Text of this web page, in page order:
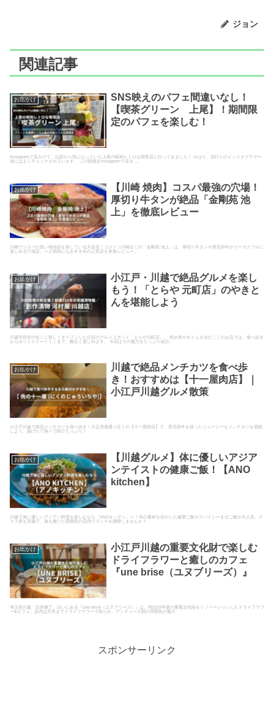
ジョン
関連記事
お出かけ
SNS映えのパフェ間違いなし！
【喫茶グリーン 上尾】！期間限
定のパフェを楽しむ！
Instagramで見かけて、以前から気になっていた上尾の昭和レトロな喫茶店に行ってきました！ やはり、流行りのインスタグラマー
達にはよくチェックされています。 この投稿をInstagramで見る ...
お出かけ
【川崎 焼肉】コスパ最強の穴場！
厚切り牛タンが絶品「金剛苑 池
上」を徹底レビュー
川崎でコスパの良い焼肉店を探している方必見！コストコ川崎近くの「金剛苑 池上」は、厚切り牛タンや黒毛和牛がリーズナブルに
楽しめる穴場店。一人焼肉にもおすすめの人気店を実食レビュー。
お出かけ
小江戸・川越で絶品グルメを楽し
もう！「とらや 元町店」のやきと
んを堪能しよう
川越市役所の近くに新しくオープンした注目のグルメスポット「とらや元町店」。 焼き鳥やきとんをぜひここのお店では、食べ歩き
からゆっくりイートインまで、幅広く楽しめます。 今回はその魅力をたっぷり紹介。
お出かけ
川越で絶品メンチカツを食べ歩
き！おすすめは【十一屋肉店】｜
小江戸川越グルメ散策
小江戸川越で絶品メンチカツを食べ歩き！大正浪漫通り近くの【十一屋肉店】で、黒毛和牛を使ったジューシーなメンチカツを堪能
しよう。揚げたて熱々で肉汁たっぷり！
お出かけ
【川越グルメ】体に優しいアジア
ンテイストの健康ご飯！【ANO
kitchen】
川越で体に優しいアジアン料理を楽しむなら「ANOキッチン」へ！旬の素材を活かした健康ご飯やスパイシーまぜご飯が大人気。テ
ラス席も完備で、落ち着いた雰囲気の店内でランチを満喫しませんか？
お出かけ
小江戸川越の重要文化財で楽しむ
ドライフラワーと癒しのカフェ
『une brise（ユヌブリーズ）』
埼玉県川越「出世横丁」沿いにある『une brise（ユヌブリーズ）』は、明治33年築の重要文化財をリノベーションしたドライフラワ
ー&カフェ。店内は天井までドライフラワーで彩られ、アンティーク調の雰囲気が魅力
スポンサーリンク